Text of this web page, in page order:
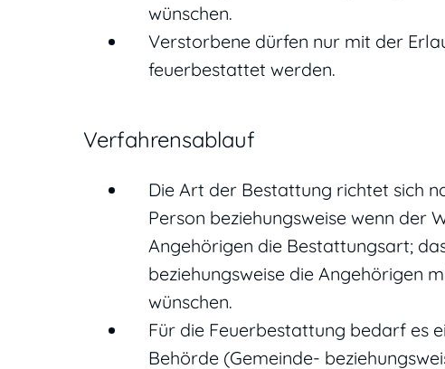
wünschen.
Verstorbene dürfen nur mit der
feuerbestattet werden.
Verfahrensablauf
Die Art der Bestattung richtet sich
Person beziehungsweise wenn der
Angehörigen die Bestattungsart;
beziehungsweise die Angehörigen
wünschen.
Für die Feuerbestattung bedarf es
Behörde (Gemeinde-